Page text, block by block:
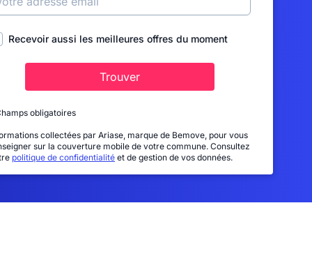
Recevoir aussi les meilleures offres du moment
Trouver
obligatoires
collectées par Ariase, marque de Bemove, pour vous
sur la couverture mobile de votre commune. Consultez
politique de confidentialité et de gestion de vos données.